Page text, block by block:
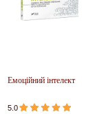
Емоційний інтелект
5.0